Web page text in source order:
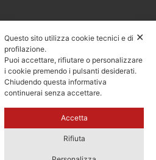
sono riservati. Gruppo
P.IVA 05060570750
da AL
✕
Questo sito utilizza cookie tecnici e di
profilazione.
Puoi accettare, rifiutare o personalizzare
i cookie premendo i pulsanti desiderati.
Chiudendo questa informativa
continuerai senza accettare.
Accetta
Rifiuta